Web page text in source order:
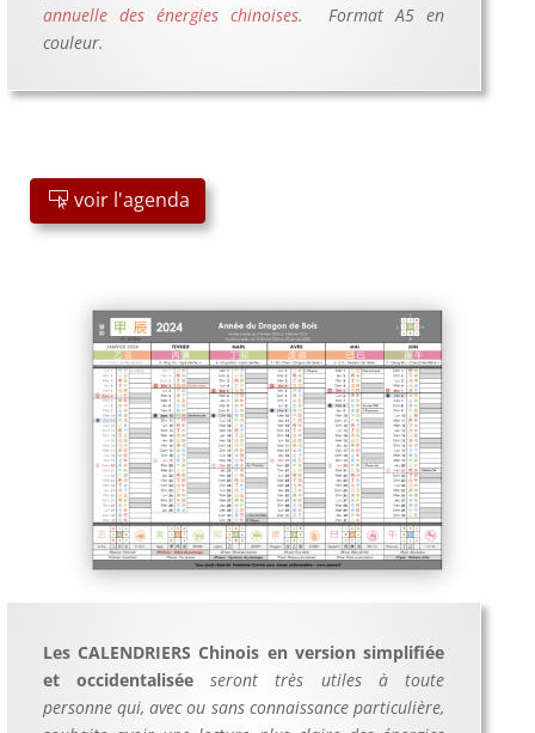
annuelle des énergies chinoises.
Format A5 en
couleur.
voir l'agenda
Les CALENDRIERS Chinois en version simplifiée
et occidentaliséeseront très utiles à toute
personne qui, avec ou sans connaissance particulière,